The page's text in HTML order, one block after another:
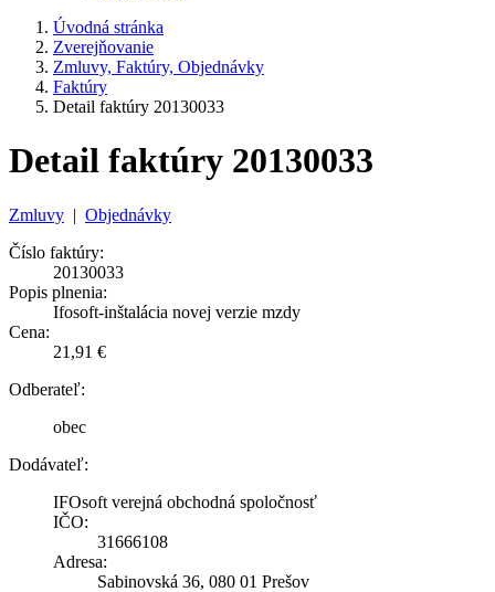
Úvodná stránka
Zverejňovanie
Zmluvy, Faktúry, Objednávky
Faktúry
Detail faktúry 20130033
Detail faktúry 20130033
Zmluvy | Objednávky
Číslo faktúry:
20130033
Popis plnenia:
Ifosoft-inštalácia novej verzie mzdy
Cena:
21,91 €
Odberateľ:
obec
Dodávateľ:
IFOsoft verejná obchodná spoločnosť
IČO:
31666108
Adresa:
Sabinovská 36, 080 01 Prešov